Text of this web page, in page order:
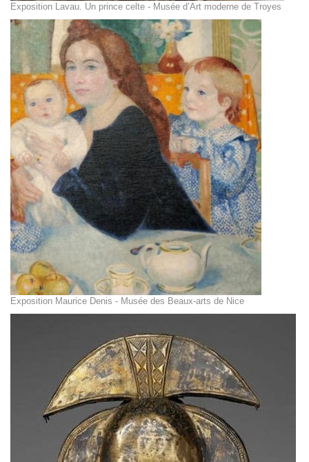
Exposition Lavau. Un prince celte - Musée d’Art moderne de Troyes
Exposition Maurice Denis - Musée des Beaux-arts de Nice